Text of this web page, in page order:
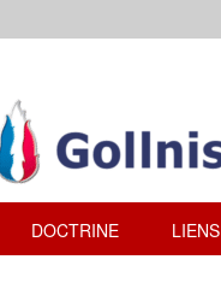
DOCTRINE LIENS